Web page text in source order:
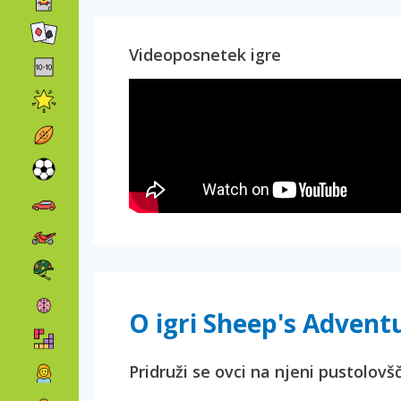
Videoposnetek igre
O igri Sheep's
Pridruži se ovci na njeni